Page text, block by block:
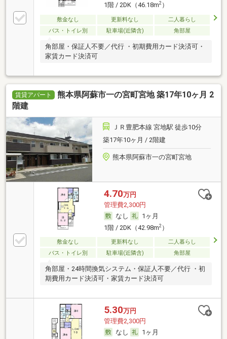
1階 / 2DK（46.18m2）
敷金なし 更新料なし
二人暮らし
バス・トイレ別
駐車場(近隣含) 角部屋
角部屋・保証人不要／代行 ・初期費用カード決済可・
家賃カード決済可
賃貸アパート
熊本県阿蘇市一の宮町宮地 築17年10ヶ月 2
階建
ＪＲ豊肥本線 宮地駅 徒歩10分
築17年10ヶ月 / 2階建
熊本県阿蘇市一の宮町宮地
4.70万円
管理費2,300円
なし
1ヶ月
1階 / 2DK（42.98m2）
敷金なし 更新料なし
二人暮らし
バス・トイレ別
駐車場(近隣含) 角部屋
角部屋・24時間換気システム・保証人不要／代行 ・初
期費用カード決済可・家賃カード決済可
5.30万円
管理費2,300円
なし
1ヶ月